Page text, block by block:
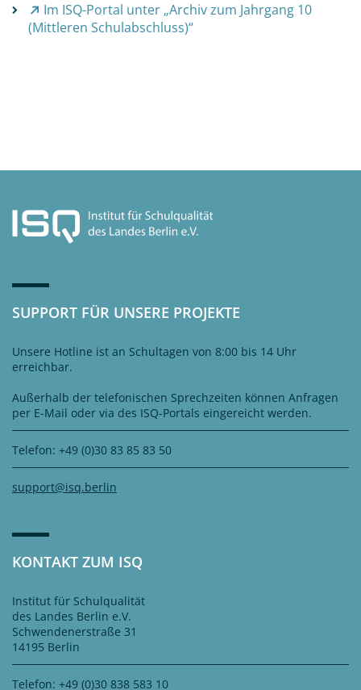
Im ISQ-Portal unter „Archiv zum Jahrgang 10
(Mittleren Schulabschluss)“
SUPPORT FÜR UNSERE PROJEKTE
Unsere Hotline ist an Schultagen von 8:00 bis 14 Uhr
erreichbar.
Außerhalb der telefonischen Sprechzeiten können Anfragen
per E-Mail oder via des ISQ-Portals eingereicht werden.
Telefon: +49 (0)30 83 85 83 50
support@isq.berlin
KONTAKT ZUM ISQ
Institut für Schulqualität
des Landes Berlin e.V.
Schwendenerstraße 31
14195 Berlin
Telefon: +49 (0)30 838 583 10